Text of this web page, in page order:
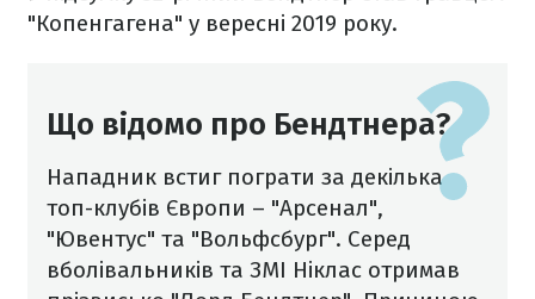
"Копенгагена" у вересні 2019 року.
Що відомо про Бендтнера?
Нападник встиг пограти за декілька
топ-клубів Європи – "Арсенал",
"Ювентус" та "Вольфсбург". Серед
вболівальників та ЗМІ Ніклас отримав